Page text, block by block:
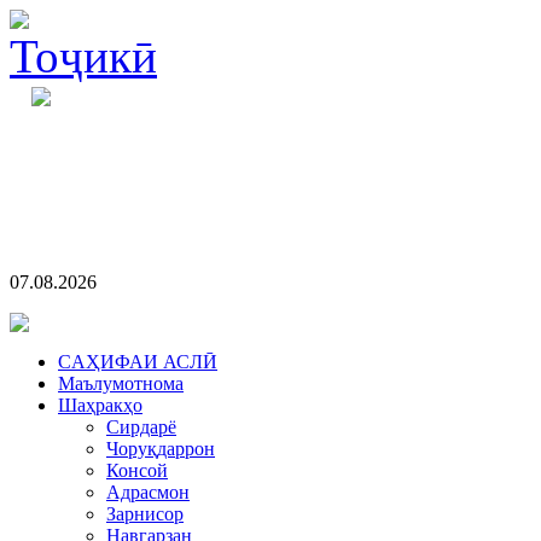
07.08.2026
CАҲИФАИ АСЛӢ
Маълумотнома
Шаҳракҳо
Сирдарё
Чоруқдаррон
Консой
Адрасмон
Зарнисор
Навгарзан